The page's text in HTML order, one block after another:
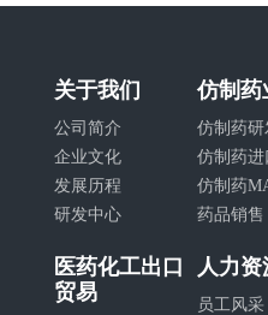
关于我们
公司简介
企业文化
发展历程
研发中心
仿制药
仿制药研
仿制药进
仿制药
药品销售
医药化工出口
贸易
人力资
员工风采